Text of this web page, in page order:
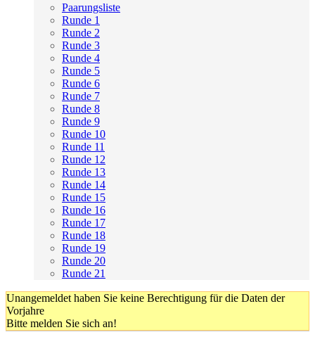
Paarungsliste
Runde 1
Runde 2
Runde 3
Runde 4
Runde 5
Runde 6
Runde 7
Runde 8
Runde 9
Runde 10
Runde 11
Runde 12
Runde 13
Runde 14
Runde 15
Runde 16
Runde 17
Runde 18
Runde 19
Runde 20
Runde 21
Unangemeldet haben Sie keine Berechtigung für die Daten der
Vorjahre
Bitte melden Sie sich an!